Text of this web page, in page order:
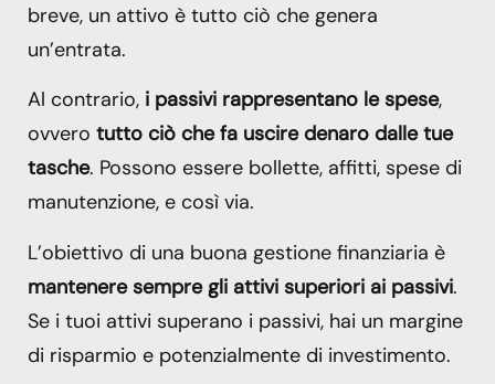
breve, un attivo è tutto ciò che genera
un’entrata.
Al contrario, i passivi rappresentano le spese,
ovvero tutto ciò che fa uscire denaro dalle tue
tasche. Possono essere bollette, affitti, spese di
manutenzione, e così via.
L’obiettivo di una buona gestione finanziaria è
mantenere sempre gli attivi superiori ai passivi.
Se i tuoi attivi superano i passivi, hai un margine
di risparmio e potenzialmente di investimento.